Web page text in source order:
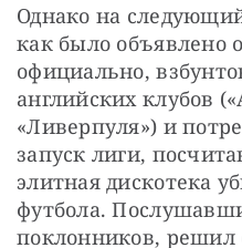
Однако на
как было объявлено
официально,
английских клубов
«Ливерпуля») и
запуск лиги,
элитная дискотека
футбола.
поклонников, решил